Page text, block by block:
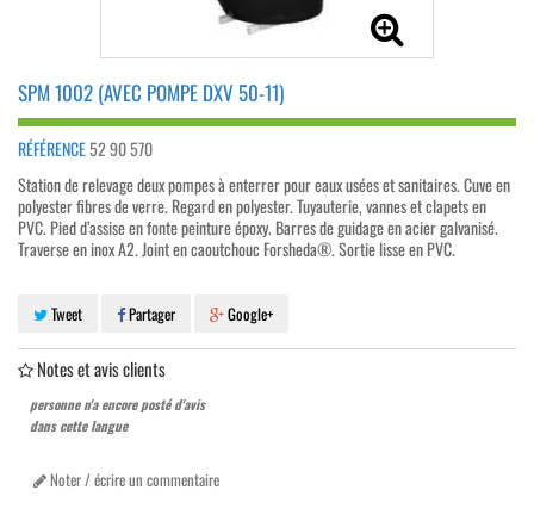
SPM 1002 (AVEC POMPE DXV 50-11)
RÉFÉRENCE52 90 570
Station de relevage deux pompes à enterrer pour eaux usées et sanitaires. Cuve en
polyester fibres de verre. Regard en polyester. Tuyauterie, vannes et clapets en
PVC. Pied d’assise en fonte peinture époxy. Barres de guidage en acier galvanisé.
Traverse en inox A2. Joint en caoutchouc Forsheda®. Sortie lisse en PVC.
Tweet Partager Google+
Notes et avis clients
personne n'a encore posté d'avis
dans cette langue
Noter / écrire un commentaire